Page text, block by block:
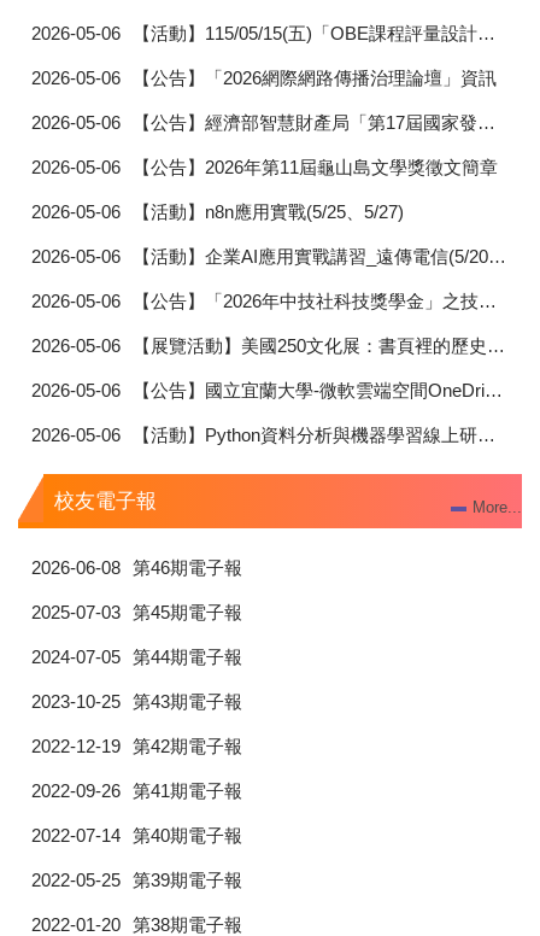
2026-05-06 【活動】115/05/15(五)「OBE課程評量設計與評估工具實作」工作坊
2026-05-06 【公告】「2026網際網路傳播治理論壇」資訊
2026-05-06 【公告】經濟部智慧財產局「第17屆國家發明創作獎」甄選活動訊息及連結
2026-05-06 【公告】2026年第11屆龜山島文學獎徵文簡章
2026-05-06 【活動】n8n應用實戰(5/25、5/27)
2026-05-06 【活動】企業AI應用實戰講習_遠傳電信(5/20)[改線上及時間]
2026-05-06 【公告】「2026年中技社科技獎學金」之技職獎學金
2026-05-06 【展覽活動】美國250文化展：書頁裡的歷史，歷史中的文學
2026-05-06 【公告】國立宜蘭大學-微軟雲端空間OneDrive 容量限縮公告
2026-05-06 【活動】Python資料分析與機器學習線上研習(5/4、5/8、5/11、6/1)_報名從速
校友電子報
2026-06-08 第46期電子報
2025-07-03 第45期電子報
2024-07-05 第44期電子報
2023-10-25 第43期電子報
2022-12-19 第42期電子報
2022-09-26 第41期電子報
2022-07-14 第40期電子報
2022-05-25 第39期電子報
2022-01-20 第38期電子報
More...